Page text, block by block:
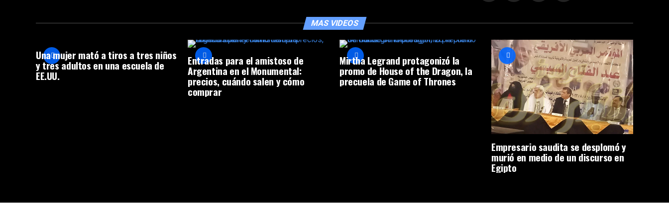
MAS VIDEOS
Una mujer mató a tiros a tres niños
y tres adultos en una escuela de
EE.UU.
Entradas para el amistoso de
Argentina en el Monumental:
precios, cuándo salen y cómo
comprar
Mirtha Legrand protagonizó la
promo de House of the Dragon, la
precuela de Game of Thrones
Empresario saudita se desplomó y
murió en medio de un discurso en
Egipto